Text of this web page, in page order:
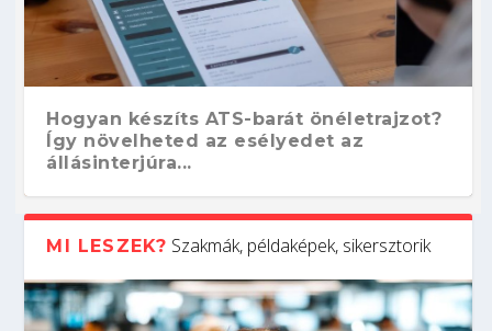
Hogyan készíts ATS-barát önéletrajzot?
Így növelheted az esélyedet az
állásinterjúra...
MI LESZEK? Szakmák, példaképek, sikersztorik